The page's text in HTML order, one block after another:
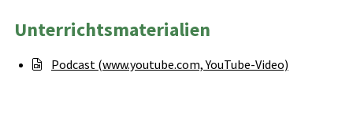
Unterrichtsmaterialien
Podcast (www.youtube.com, YouTube-Video)